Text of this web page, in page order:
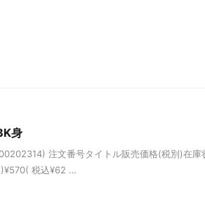
身
注文番号タイトル販売価格(税別)在庫
税込¥62 …